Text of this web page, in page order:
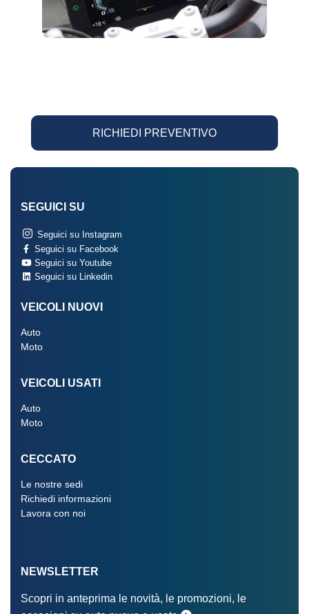
RICHIEDI PREVENTIVO
SEGUICI SU
Seguici su Instagram
Seguici su Facebook
Seguici su Youtube
Seguici su Linkedin
VEICOLI NUOVI
Auto
Moto
VEICOLI USATI
Auto
Moto
CECCATO
Le nostre sedi
Richiedi informazioni
Lavora con noi
NEWSLETTER
Scopri in anteprima le novità, le promozioni, le